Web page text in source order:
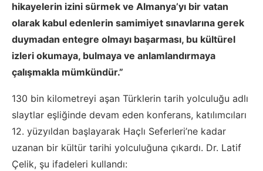
hikayelerin izini sürmek ve Almanya’yı bir vatan
olarak kabul edenlerin samimiyet sınavlarına gerek
duymadan entegre olmayı başarması, bu kültürel
izleri okumaya, bulmaya ve anlamlandırmaya
çalışmakla mümkündür.”
130 bin kilometreyi aşan Türklerin tarih yolculuğu adlı
slaytlar eşliğinde devam eden konferans, katılımcıları
12. yüzyıldan başlayarak Haçlı Seferleri’ne kadar
uzanan bir kültür tarihi yolculuğuna çıkardı. Dr. Latif
Çelik, şu ifadeleri kullandı: